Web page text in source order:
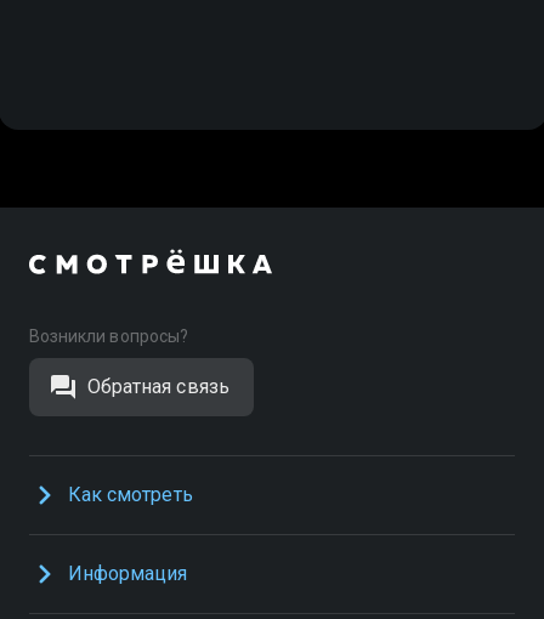
Возникли вопросы?
Обратная связь
Как смотреть
Информация